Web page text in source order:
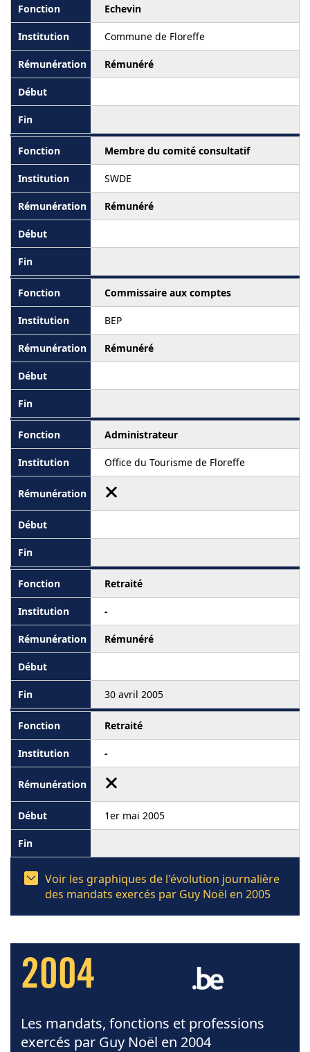
Echevin
Commune de Floreffe
Rémunéré
Membre du comité consultatif
SWDE
Rémunéré
Commissaire aux comptes
BEP
Rémunéré
Administrateur
Office du Tourisme de Floreffe
Retraité
-
Rémunéré
30 avril 2005
Retraité
-
1er mai 2005
Voir les graphiques de l'évolution journalière
des mandats exercés par Guy Noël en 2005
2004
Les mandats, fonctions et professions
exercés par Guy Noël en 2004